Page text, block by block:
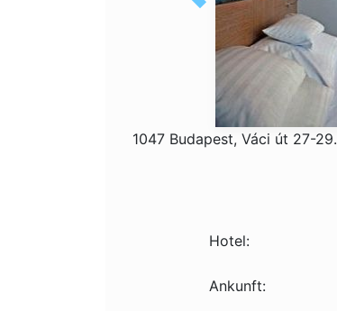
1047 Budapest, Váci út 27-29.
Hotel:
Ankunft: